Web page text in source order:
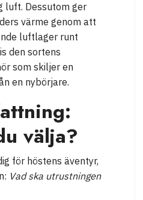
luft. Dessutom ger
värme genom att
luftlager runt
den sortens
som skiljer en
en nybörjare.
välja?
för höstens äventyr,
Vad ska utrustningen